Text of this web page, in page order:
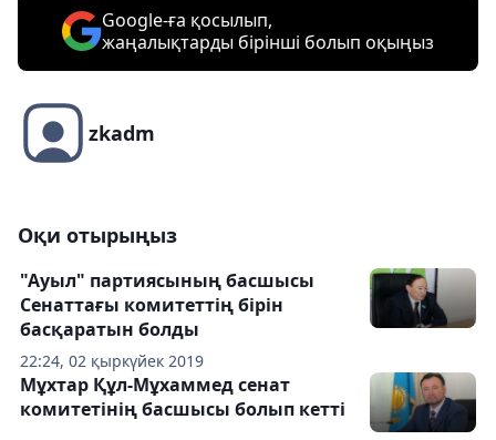
Google-ға қосылып,
жаңалықтарды бірінші болып оқыңыз
zkadm
Оқи отырыңыз
22:24, 02 қыркүйек 2019
"Ауыл" партиясының басшысы
Сенаттағы комитеттің бірін
басқаратын болды
Мұхтар Құл-Мұхаммед сенат
комитетінің басшысы болып кетті